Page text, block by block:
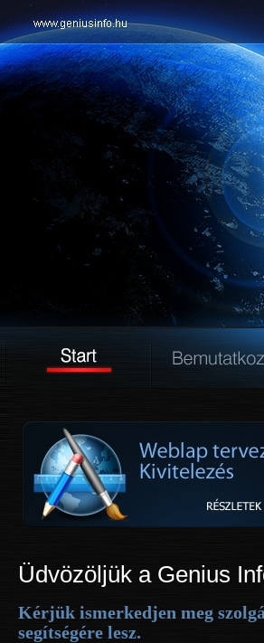
Üdvözöljük a Genius
Kérjük ismerkedjen meg
segítségére lesz.